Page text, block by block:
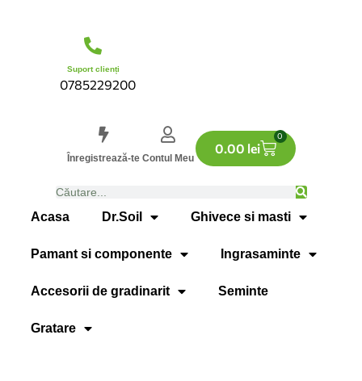
Suport clienți
0785229200
Înregistrează-te Contul Meu
0.00 lei
0
Acasa Dr.Soil Ghivece si masti
Pamant si componente Ingrasaminte
Accesorii de gradinarit Seminte
Gratare